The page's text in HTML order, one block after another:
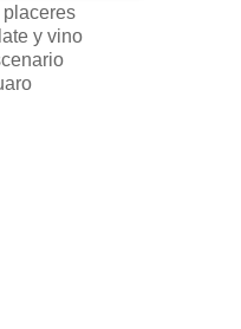
placeres
y vino